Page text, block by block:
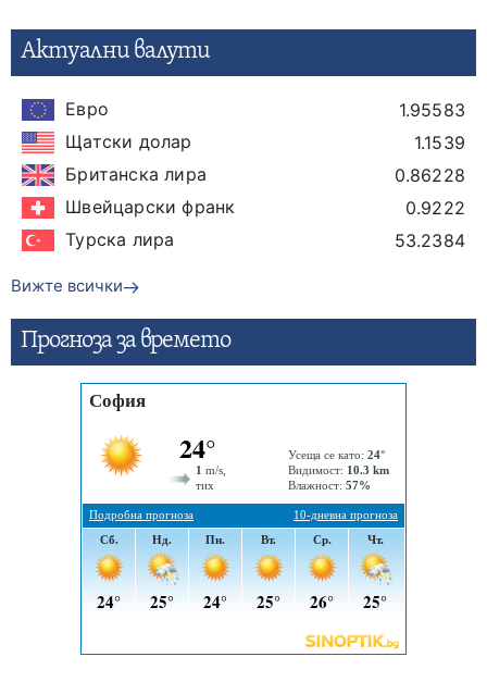
Актуални валути
Евро
1.95583
Щатски долар
1.1539
Британска лира
0.86228
Швейцарски франк
0.9222
Турска лира
53.2384
Вижте всички
Прогнозa за времето